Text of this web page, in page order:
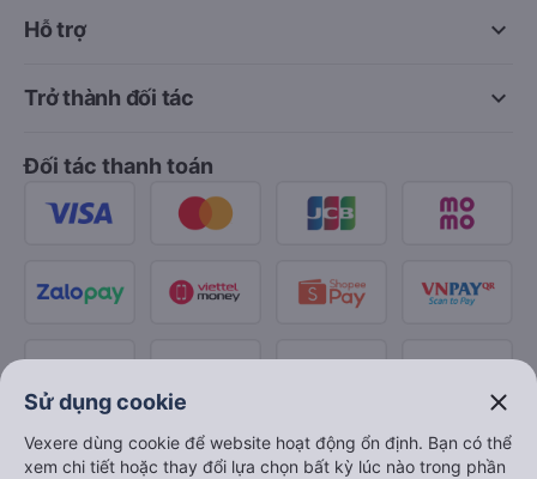
keyboard_arrow_down
Hỗ trợ
keyboard_arrow_down
Trở thành đối tác
Đối tác thanh toán
Sử dụng cookie close
Vexere dùng cookie để website hoạt động ổn định. Bạn có thể
xem chi tiết hoặc thay đổi lựa chọn bất kỳ lúc nào trong phần